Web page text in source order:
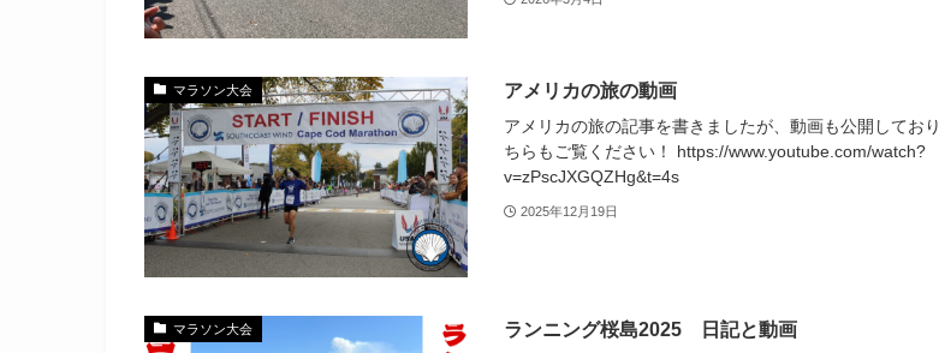
マラソン大会 アメリカの旅の動画
アメリカの旅の記事を書きましたが、動画も公開してお
ちらもご覧ください！ https://www.youtube.com/watch?
v=zPscJXGQZHg&t=4s
2025年12月19日
マラソン大会 ランニング桜島2025 日記と動画